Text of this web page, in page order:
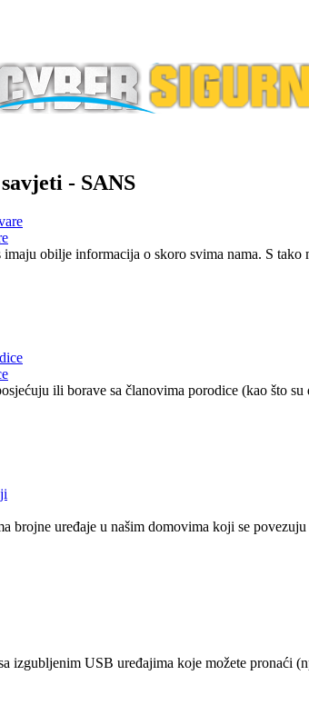
- SANS
obilje informacija o skoro svima nama. S
ili borave sa članovima porodice (kao što
brojne uređaje u našim domovima koji se
izgubljenim USB uređajima koje možete pronaći